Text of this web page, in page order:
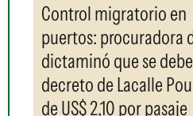
Control migratorio en
puertos: procuradora
dictaminó que se
decreto de Lacalle
de US$ 2,10 por pasaje